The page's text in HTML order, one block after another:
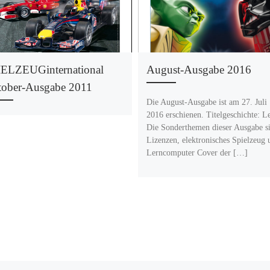
Ausgabe 2011
August-Ausgabe 2016
Die August-Ausgabe ist am 27. Juli
2016 erschienen. Titelgeschichte:
Die Sonderthemen dieser Ausgabe
Lizenzen, elektronisches Spielzeug
Lerncomputer Cover der […]